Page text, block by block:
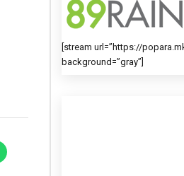
[stream url=”https://
background=”gray”]